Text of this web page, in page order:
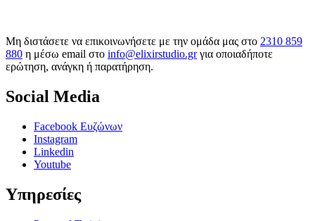
Μη διστάσετε να επικοινωνήσετε με την ομάδα μας στο 2310 859
880 η μέσω email στο info@elixirstudio.grγια οποιαδήποτε
ερώτηση, ανάγκη ή παρατήρηση.
Social Media
Facebook Ευζώνων
Instagram
Linkedin
Youtube
Υπηρεσίες